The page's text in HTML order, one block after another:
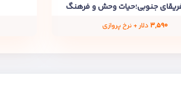
۳,۵۹۰ دلار + نرخ پروازی